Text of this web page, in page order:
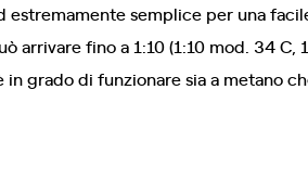
semplice per una
arrivare fino a 1:10 (1:10 mod. 34
in grado di funzionare sia a metano